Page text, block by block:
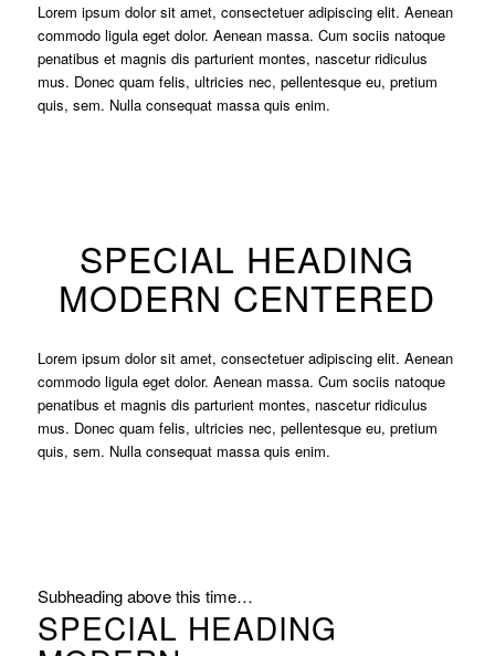
Lorem ipsum dolor sit amet, consectetuer adipiscing elit. Aenean
commodo ligula eget dolor. Aenean massa. Cum sociis natoque
penatibus et magnis dis parturient montes, nascetur ridiculus
mus. Donec quam felis, ultricies nec, pellentesque eu, pretium
quis, sem. Nulla consequat massa quis enim.
SPECIAL HEADING
MODERN CENTERED
Lorem ipsum dolor sit amet, consectetuer adipiscing elit. Aenean
commodo ligula eget dolor. Aenean massa. Cum sociis natoque
penatibus et magnis dis parturient montes, nascetur ridiculus
mus. Donec quam felis, ultricies nec, pellentesque eu, pretium
quis, sem. Nulla consequat massa quis enim.
Subheading above this time…
SPECIAL HEADING